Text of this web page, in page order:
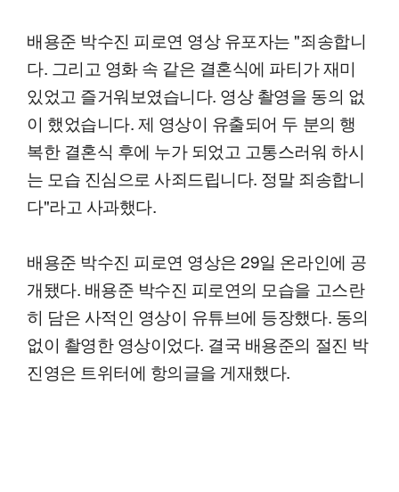
배용준 박수진 피로연 영상 유포자는 "죄송합니
다. 그리고 영화 속 같은 결혼식에 파티가 재미
있었고 즐거워보였습니다. 영상 촬영을 동의 없
이 했었습니다. 제 영상이 유출되어 두 분의 행
복한 결혼식 후에 누가 되었고 고통스러워 하시
는 모습 진심으로 사죄드립니다. 정말 죄송합니
다"라고 사과했다.
배용준 박수진 피로연 영상은 29일 온라인에 공
개됐다. 배용준 박수진 피로연의 모습을 고스란
히 담은 사적인 영상이 유튜브에 등장했다. 동의
없이 촬영한 영상이었다. 결국 배용준의 절진 박
진영은 트위터에 항의글을 게재했다.